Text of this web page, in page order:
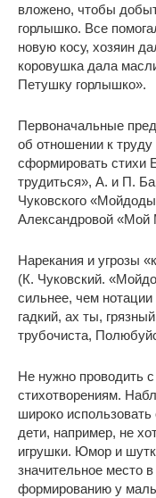
вложено, чтобы
горлышко. Все
новую косу, хозяин
коровушка дала
Петушку горлышко».
Первоначальные
об отношении к
сформировать стихи
трудиться», А. и П.
Чуковского
Александровой «Мой
Нарекания и угрозы
(К. Чуковский.
сильнее, чем
гадкий, ах ты,
трубочиста,
Не нужно проводить
стихотворениям.
широко
дети, например, не
игрушки. Юмор и
значительное место
формированию у